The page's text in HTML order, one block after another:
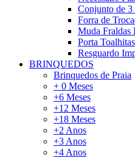
Conjunto de 3
Forra de
Muda Fraldas
Porta
Resguardo
BRINQUEDOS
Brinquedos de Praia
+ 0 Meses
+6 Meses
+12 Meses
+18 Meses
+2 Anos
+3 Anos
+4 Anos